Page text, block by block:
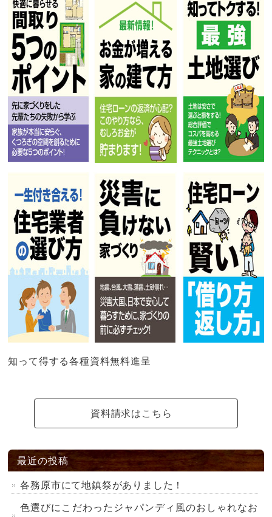
知って得する各種資料無料進呈
資料請求はこちら
最近の投稿
各務原市にて地鎮祭がありました！
色選びにこだわったジャパンディ風のおしゃれなお